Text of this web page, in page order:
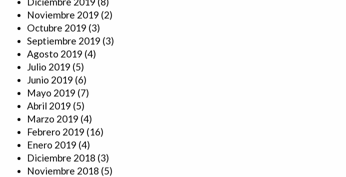
Noviembre 2019 (2)
Octubre 2019 (3)
Septiembre 2019 (3)
Agosto 2019 (4)
Julio 2019 (5)
Junio 2019 (6)
Mayo 2019 (7)
Abril 2019 (5)
Marzo 2019 (4)
Febrero 2019 (16)
Enero 2019 (4)
Diciembre 2018 (3)
Noviembre 2018 (5)